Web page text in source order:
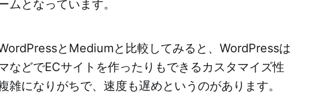
ムとなっています。
とMediumと比較してみると、WordPressは
などでECサイトを作ったりもできるカスタマイズ性
雑になりがちで、速度も遅めというのがあります。